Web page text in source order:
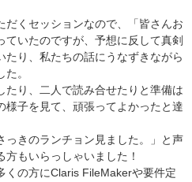
だくセッションなので、「皆さんお
いたのですが、予想に反して真剣
たり、私たちの話にうなずきながら
。
たり、二人で読み合せたりと準備は
様子を見て、頑張ってよかったと達
っきのランチョン見ました。」と声
もいらっしゃいました！
くの方にClaris FileMakerや要件定